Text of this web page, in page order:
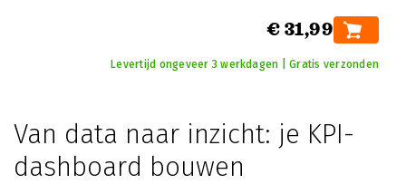
€ 31,99
Levertijd ongeveer 3 werkdagen | Gratis verzonden
Van data naar inzicht: je KPI-
dashboard bouwen